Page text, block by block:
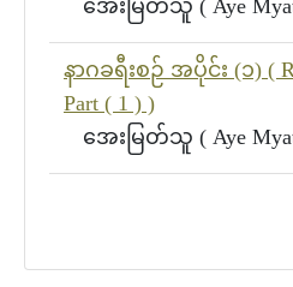
အေးမြတ်သူ ( Aye
နာဂခရီးစဉ် အပိုင်း (၁) (
Part ( 1 ) )
အေးမြတ်သူ ( Aye